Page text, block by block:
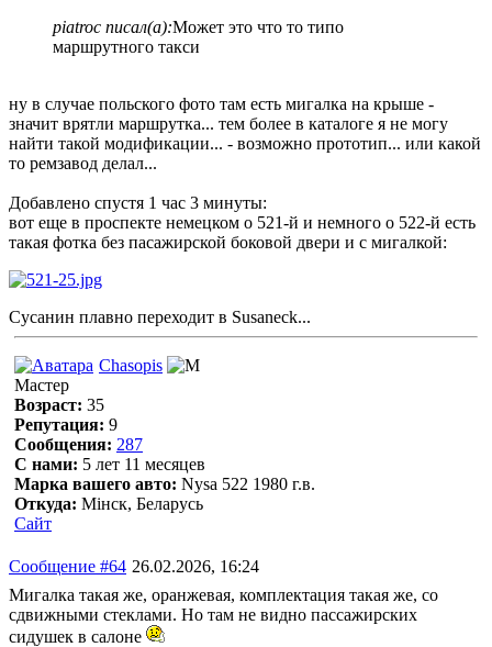
piatroc писал(а):Может это что то типо
маршрутного такси
ну в случае польского фото там есть мигалка на крыше -
значит врятли маршрутка... тем более в каталоге я не могу
найти такой модификации... - возможно прототип... или какой
то ремзавод делал...
Добавлено спустя 1 час 3 минуты:
вот еще в проспекте немецком о 521-й и немного о 522-й есть
такая фотка без пасажирской боковой двери и с мигалкой:
Сусанин плавно переходит в Susaneck...
Chasopis
Мастер
Возраст: 35
Репутация: 9
Сообщения: 287
С нами: 5 лет 11 месяцев
Марка вашего авто: Nysa 522 1980 г.в.
Откуда: Мінск, Беларусь
Сайт
Сообщение #64 26.02.2026, 16:24
Мигалка такая же, оранжевая, комплектация такая же, со
сдвижными стеклами. Но там не видно пассажирских
сидушек в салоне